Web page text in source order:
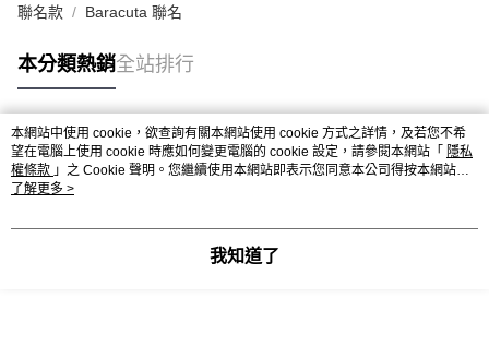
聯名款 Baracuta 聯名
本分類熱銷全站排行
熱門標籤
本網站中使用 cookie，欲查詢有關本網站使用 cookie 方式之詳情，及若您不希
望在電腦上使用 cookie 時應如何變更電腦的 cookie 設定，請參閱本網站「 隱私
權條款 」之 Cookie 聲明。您繼續使用本網站即表示您同意本公司得按本網站使
用條款之 Cookie 聲明使用 cookie。
了解更多 >
我知道了